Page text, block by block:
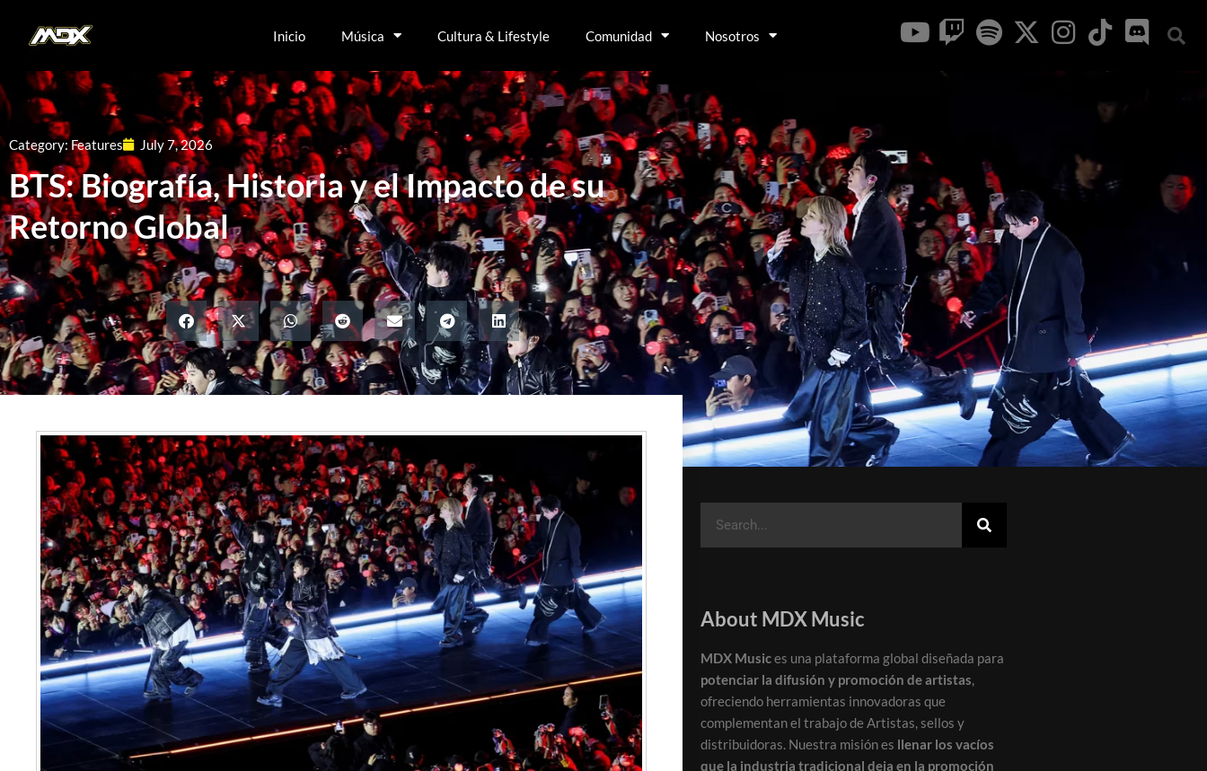
Inicio Música Cultura & Lifestyle Comunidad Nosotros
Category:Features July 7, 2026
BTS: Biografía, Historia y el Impacto de su
Retorno Global
About MDX Music
MDX Musices una plataforma global diseñada para
potenciar la difusión y promoción de artistas,
ofreciendo herramientas innovadoras que
complementan el trabajo de Artistas, sellos y
distribuidoras. Nuestra misión es llenar los vacíos
que la industria tradicional deja en la promoción